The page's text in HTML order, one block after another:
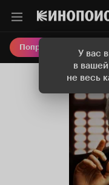
У вас
в
не весь
Попробовать Плюс